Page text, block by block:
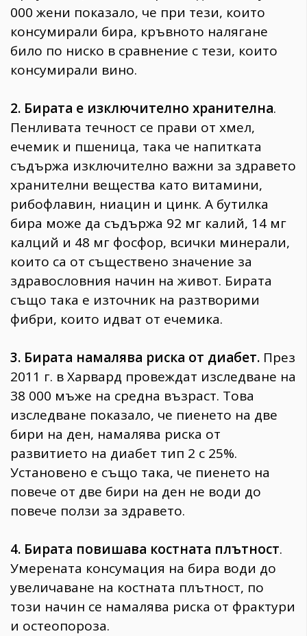
000 жени показало, че при тези, които
консумирали бира, кръвното налягане
било по ниско в сравнение с тези, които
консумирали вино.
2. Бирата е изключително хранителна.
Пенливата течност се прави от хмел,
ечемик и пшеница, така че напитката
съдържа изключително важни за здравето
хранителни вещества като витамини,
рибофлавин, ниацин и цинк. A бутилка
бира може да съдържа 92 мг калий, 14 мг
калций и 48 мг фосфор, всички минерали,
които са от съществено значение за
здравословния начин на живот. Бирата
също така е източник на разтворими
фибри, които идват от ечемика.
3. Бирата намалява риска от диабет. През
2011 г. в Харвард провеждат изследване на
38 000 мъже на средна възраст. Това
изследване показало, че пиенето на две
бири на ден, намалява риска от
развитието на диабет тип 2 с 25%.
Установено е също така, че пиенето на
повече от две бири на ден не води до
повече ползи за здравето.
4. Бирата повишава костната плътност.
Умерената консумация на бира води до
увеличаване на костната плътност, по
този начин се намалява риска от фрактури
и остеопороза.